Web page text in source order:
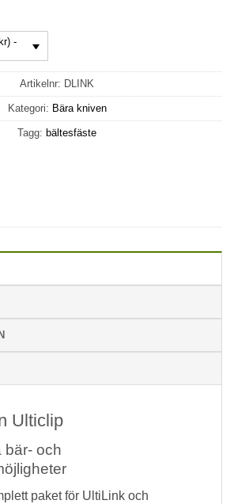
-
Artikelnr: DLINK
Kategori: Bära kniven
Tagg: bältesfäste
Ulticlip
bär- och
paket för UltiLink och